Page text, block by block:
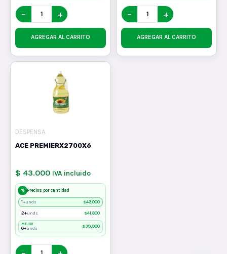
− +
AGREGAR AL CARRITO
− +
AGREGAR AL CARRITO
DESPENSA
ACE PREMIERX2700X6
$ 43.000 IVA incluido
% Precios por cantidad
1+unds $43,000
2+unds $41,800
MEJOR
6+unds $39,900